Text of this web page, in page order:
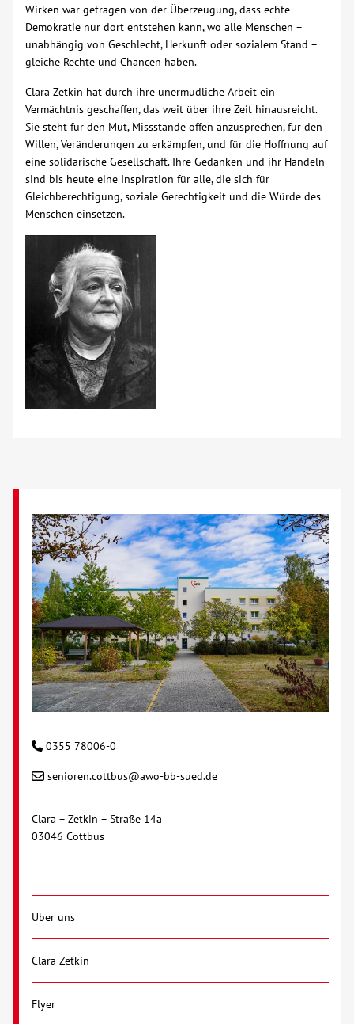
Suche
AWO BB Süd
Wirken war getragen von der Überzeugung, dass echte
Demokratie nur dort entstehen kann, wo alle Menschen –
unabhängig von Geschlecht, Herkunft oder sozialem Stand –
gleiche Rechte und Chancen haben.
Clara Zetkin hat durch ihre unermüdliche Arbeit ein
Vermächtnis geschaffen, das weit über ihre Zeit hinausreicht.
Sie steht für den Mut, Missstände offen anzusprechen, für den
Willen, Veränderungen zu erkämpfen, und für die Hoffnung auf
eine solidarische Gesellschaft. Ihre Gedanken und ihr Handeln
sind bis heute eine Inspiration für alle, die sich für
Gleichberechtigung, soziale Gerechtigkeit und die Würde des
Menschen einsetzen.
0355 78006-0
senioren.cottbus@awo-bb-sued.de
Clara – Zetkin – Straße 14a
03046 Cottbus
Über uns
Clara Zetkin
Flyer